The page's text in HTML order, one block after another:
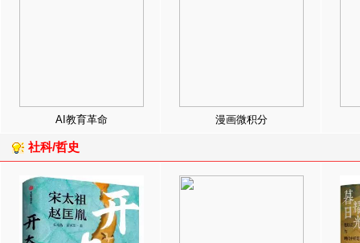
AI教育革命 漫画微积分
社科/哲史